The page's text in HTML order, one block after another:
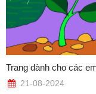
Trang dành cho các
21-08-2024